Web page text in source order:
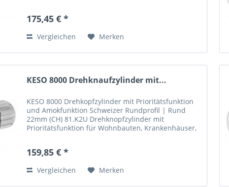
175,45 € *
Vergleichen Merken
KESO 8000 Drehknaufzylinder mit...
KESO 8000 Drehkopfzylinder mit Prioritätsfunktion
und Amokfunktion Schweizer Rundprofil | Rund
22mm (CH) 81.K2U Drehknopfzylinder mit
Prioritätsfunktion für Wohnbauten, Krankenhäuser,
159,85 € *
Vergleichen Merken